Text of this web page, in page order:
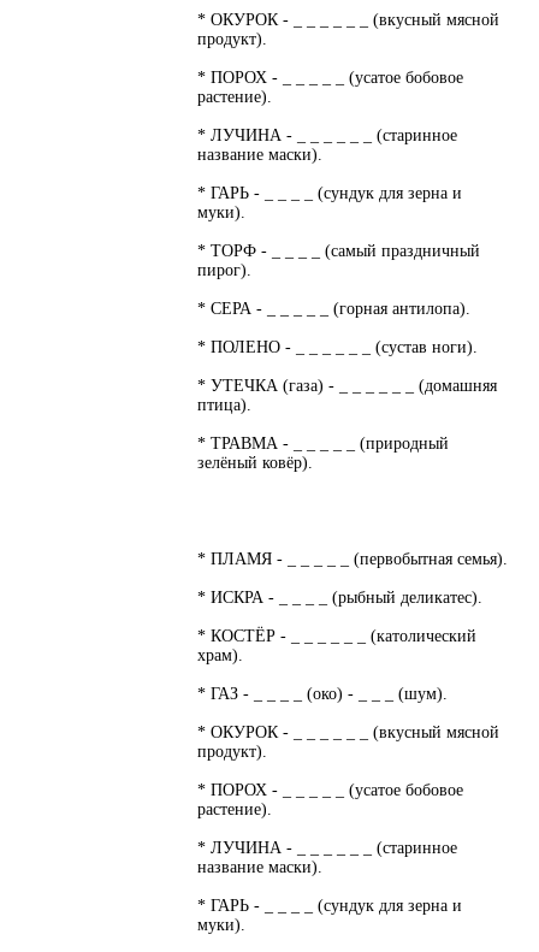
* ОКУРОК - _ _ _ _ _ _ (вкусный мясной
продукт).
* ПОРОХ - _ _ _ _ _ (усатое бобовое
растение).
* ЛУЧИНА - _ _ _ _ _ _ (старинное
название маски).
* ГАРЬ - _ _ _ _ (сундук для зерна и
муки).
* ТОРФ - _ _ _ _ (самый праздничный
пирог).
* СЕРА - _ _ _ _ _ (горная антилопа).
* ПОЛЕНО - _ _ _ _ _ _ (сустав ноги).
* УТЕЧКА (газа) - _ _ _ _ _ _ (домашняя
птица).
* ТРАВМА - _ _ _ _ _ (природный
зелёный ковёр).
* ПЛАМЯ - _ _ _ _ _ (первобытная семья).
* ИСКРА - _ _ _ _ (рыбный деликатес).
* КОСТЁР - _ _ _ _ _ _ (католический
храм).
* ГАЗ - _ _ _ _ (око) - _ _ _ (шум).
* ОКУРОК - _ _ _ _ _ _ (вкусный мясной
продукт).
* ПОРОХ - _ _ _ _ _ (усатое бобовое
растение).
* ЛУЧИНА - _ _ _ _ _ _ (старинное
название маски).
* ГАРЬ - _ _ _ _ (сундук для зерна и
муки).